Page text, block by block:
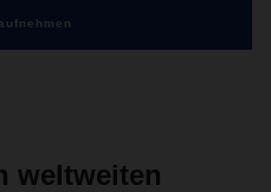
weltweiten